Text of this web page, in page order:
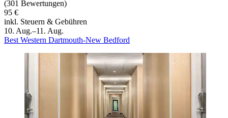
(301 Bewertungen)
95 €
inkl. Steuern & Gebühren
10. Aug.–11. Aug.
Best Western Dartmouth-New Bedford